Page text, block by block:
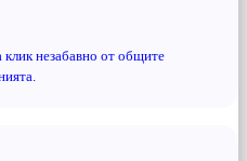
незабавно от общите